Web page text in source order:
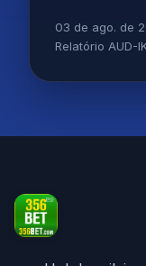
03 de ago. de
Relatório AUD-